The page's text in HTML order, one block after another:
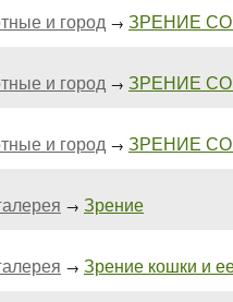
и город → ЗРЕНИЕ
и город → ЗРЕНИЕ
и город → ЗРЕНИЕ
→ Зрение
→ Зрение кошки и